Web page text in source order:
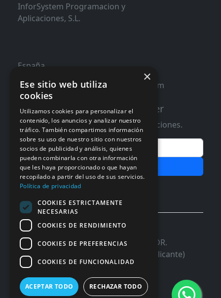
InforSystem Programacion y
Aplicaciones, S.L.
España
contacto@distribucioninformatica.com
Suscribete a nuestro Newsletter
Te informaremos de ofertas y promociones.
Email
Subscribir
Aceptar Politica de
© 2026 InforSystem Programacion y
Aplicaciones, S.L. CIF: B54337985 | C/DR.
Marañon, 17 Local 5 | 03680 - ASPE (Alicante)
×
Ese sitio web utiliza
cookies
Utilizamos cookies para personalizar el
contenido, los anuncios y analizar nuestro
tráfico. También compartimos información
sobre su uso de nuestro sitio con nuestros
socios de publicidad y análisis, quienes
pueden combinarla con otra información
que les haya proporcionado o que hayan
recopilado a partir del uso de sus servicios.
Política de privacidad
COOKIES ESTRICTAMENTE
NECESARIAS
COOKIES DE RENDIMIENTO
COOKIES DE PREFERENCIAS
COOKIES DE FUNCIONALIDAD
ACEPTAR TODO RECHAZAR TODO